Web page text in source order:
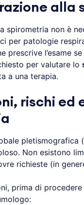
alla
spirometria non è
per patologie
prescrive l’esame
per valutare lo
a una terapia.
rischi
Non esistono
richieste (in
prima di